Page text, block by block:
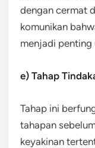
dengan cermat
komunikan
menjadi penting
e) Tahap
Tahap ini
tahapan
keyakinan